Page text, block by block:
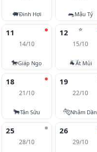
🐖Đinh Hợi 🐀Mậu Tý
11
14/10
🐎Giáp Ngọ
⭐
12
15/10
🐐Ất Mùi
18
21/10
🐂Tân Sửu
19
22/10
🐅Nhâm Dần
25
28/10
26
29/10